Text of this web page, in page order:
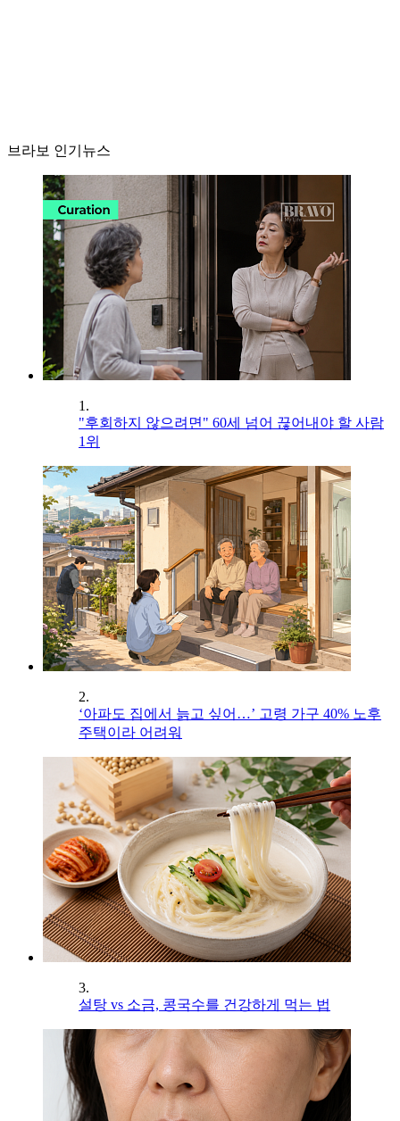
브라보 인기뉴스
1.
"후회하지 않으려면" 60세 넘어 끊어내야 할 사람
1위
2.
‘아파도 집에서 늙고 싶어…’ 고령 가구 40% 노후
주택이라 어려워
3.
설탕 vs 소금, 콩국수를 건강하게 먹는 법